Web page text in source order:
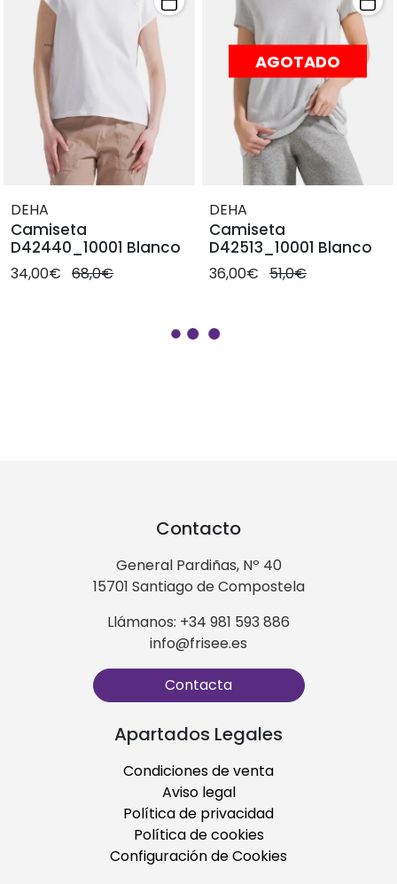
DEHA
Camiseta
D42440_10001 Blanco
34,00€ 68,0€
AGOTADO
DEHA
Camiseta
D42513_10001 Blanco
36,00€ 51,0€
Contacto
General Pardiñas, Nº 40
15701 Santiago de Compostela
Llámanos: +34 981 593 886
info@frisee.es
Contacta
Apartados Legales
Condiciones de venta
Aviso legal
Política de privacidad
Política de cookies
Configuración de Cookies